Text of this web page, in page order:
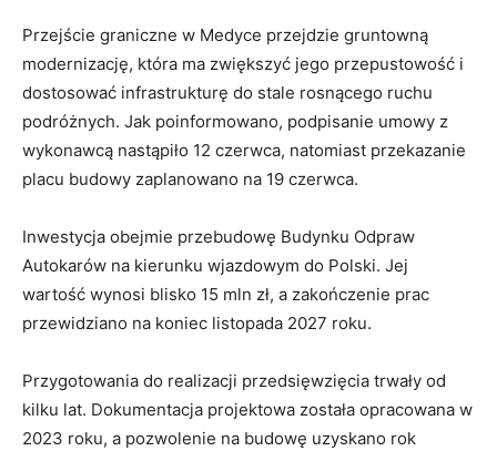
Przejście graniczne w Medyce przejdzie gruntowną
modernizację, która ma zwiększyć jego przepustowość i
dostosować infrastrukturę do stale rosnącego ruchu
podróżnych. Jak poinformowano, podpisanie umowy z
wykonawcą nastąpiło 12 czerwca, natomiast przekazanie
placu budowy zaplanowano na 19 czerwca.
Inwestycja obejmie przebudowę Budynku Odpraw
Autokarów na kierunku wjazdowym do Polski. Jej
wartość wynosi blisko 15 mln zł, a zakończenie prac
przewidziano na koniec listopada 2027 roku.
Przygotowania do realizacji przedsięwzięcia trwały od
kilku lat. Dokumentacja projektowa została opracowana w
2023 roku, a pozwolenie na budowę uzyskano rok